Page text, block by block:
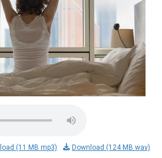
Download (124 MB wav)
(11 MB mp3)